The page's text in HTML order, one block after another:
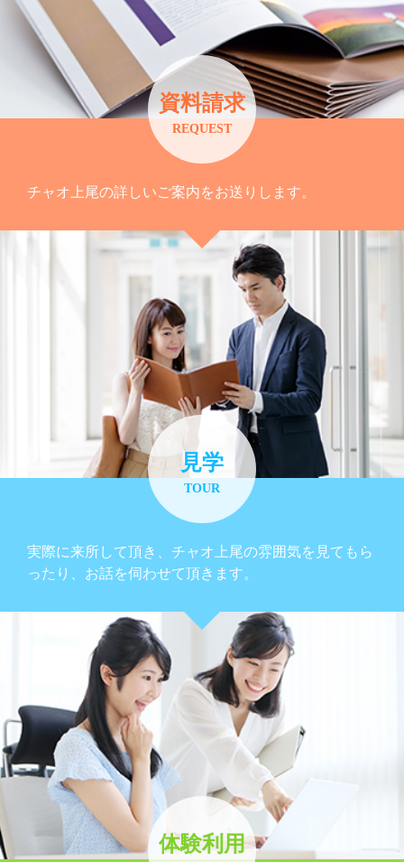
資料請求
REQUEST
チャオ上尾の詳しいご案内をお送りします。
見学
TOUR
実際に来所して頂き、チャオ上尾の雰囲気を見てもら
ったり、お話を伺わせて頂きます。
体験利用